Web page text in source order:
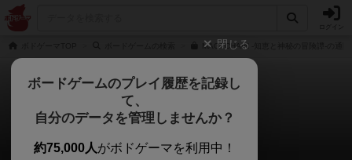
MAGI CHAIN -知恵と神秘の冒険譚-の通
マギチェイン
拡張/関連作品 0件
閉じる
ボードゲームのプレイ履歴を記録し
て、
自分のデータを管理しませんか？
約75,000人がボドゲーマを利用中！